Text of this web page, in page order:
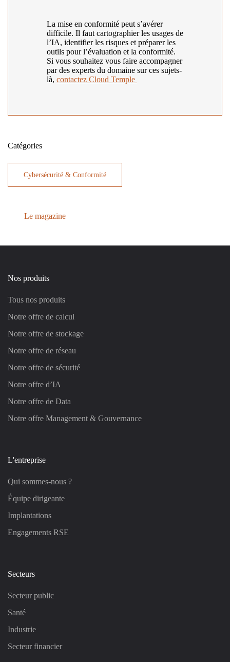
La mise en conformité peut s’avérer
difficile. Il faut cartographier les usages de
l’IA, identifier les risques et préparer les
outils pour l’évaluation et la conformité.
Si vous souhaitez vous faire accompagner
par des experts du domaine sur ces sujets-
là, contactez Cloud Temple
Catégories
Cybersécurité & Conformité
Le magazine
Nos produits
Tous nos produits
Notre offre de calcul
Notre offre de stockage
Notre offre de réseau
Notre offre de sécurité
Notre offre d’IA
Notre offre de Data
Notre offre Management & Gouvernance
L'entreprise
Qui sommes-nous ?
Équipe dirigeante
Implantations
Engagements RSE
Secteurs
Secteur public
Santé
Industrie
Secteur financier